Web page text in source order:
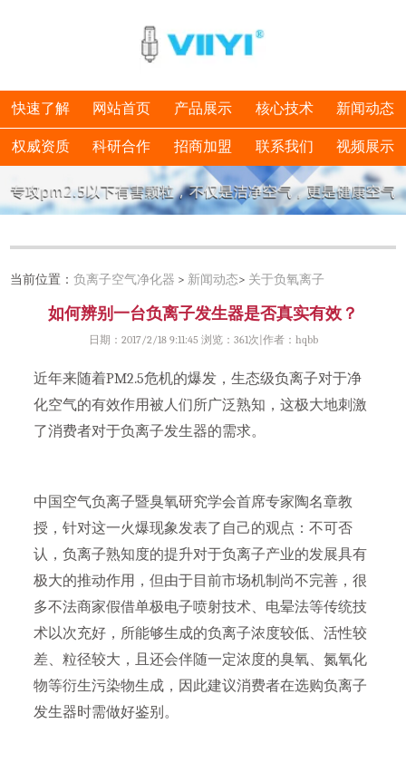
快速了解 网站首页 产品展示 核心技术 新闻动态
权威资质 科研合作 招商加盟 联系我们 视频展示
当前位置：负离子空气净化器 > 新闻动态> 关于负氧离子
如何辨别一台负离子发生器是否真实有效？
日期：2017/2/18 9:11:45 浏览： 361次|作者：hqbb
近年来随着PM2.5危机的爆发，生态级负离子对于净
化空气的有效作用被人们所广泛熟知，这极大地刺激
了消费者对于负离子发生器的需求。
中国空气负离子暨臭氧研究学会首席专家陶名章教
授，针对这一火爆现象发表了自己的观点：不可否
认，负离子熟知度的提升对于负离子产业的发展具有
极大的推动作用，但由于目前市场机制尚不完善，很
多不法商家假借单极电子喷射技术、电晕法等传统技
术以次充好，所能够生成的负离子浓度较低、活性较
差、粒径较大，且还会伴随一定浓度的臭氧、氮氧化
物等衍生污染物生成，因此建议消费者在选购负离子
发生器时需做好鉴别。